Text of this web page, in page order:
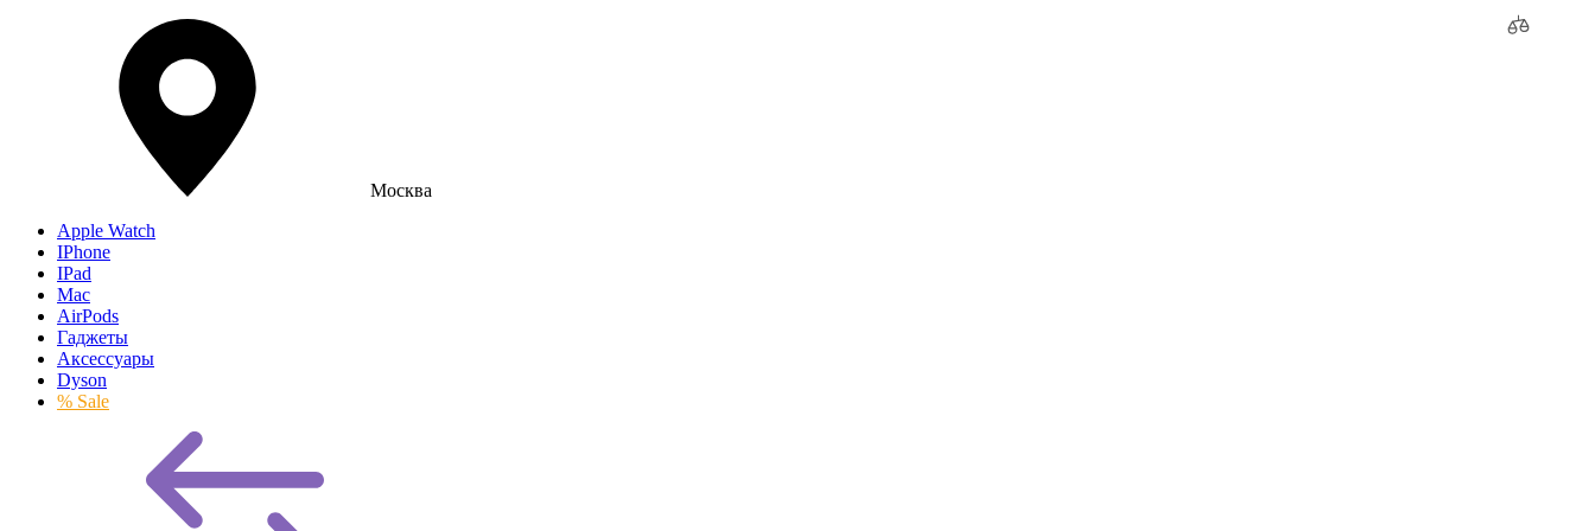
Москва
Apple Watch
IPhone
IPad
Mac
AirPods
Гаджеты
Аксессуары
Dyson
% Sale